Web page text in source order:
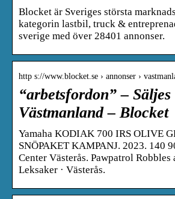
Blocket är Sveriges största
kategorin lastbil, truck &
sverige med över 28401 annonser.
http s://www.blocket.se › annonser ›
“arbetsfordon” –
Västmanland – Blocket
Yamaha KODIAK 700 IRS OLIVE
SNÖPAKET KAMPANJ. 2023. 140
Center Västerås. Pawpatrol Robbles
Leksaker · Västerås.